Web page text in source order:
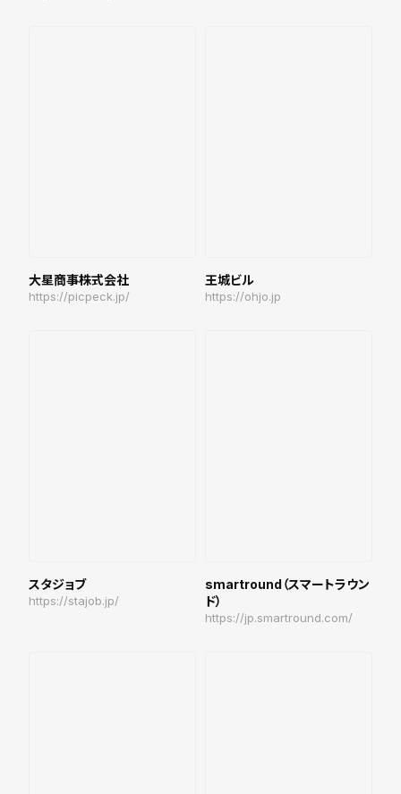
大星商事株式会社
https://picpeck.jp/
王城ビル
https://ohjo.jp
スタジョブ
https://stajob.jp/
smartround（スマートラウン
ド）
https://jp.smartround.com/